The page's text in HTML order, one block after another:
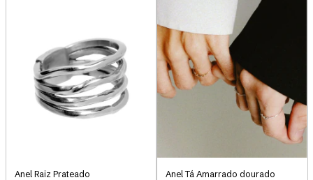
Anel Raiz Prateado
Anel Tá Amarrado dourado